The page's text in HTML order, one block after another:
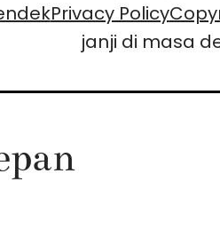
Privacy Policy
janji di masa